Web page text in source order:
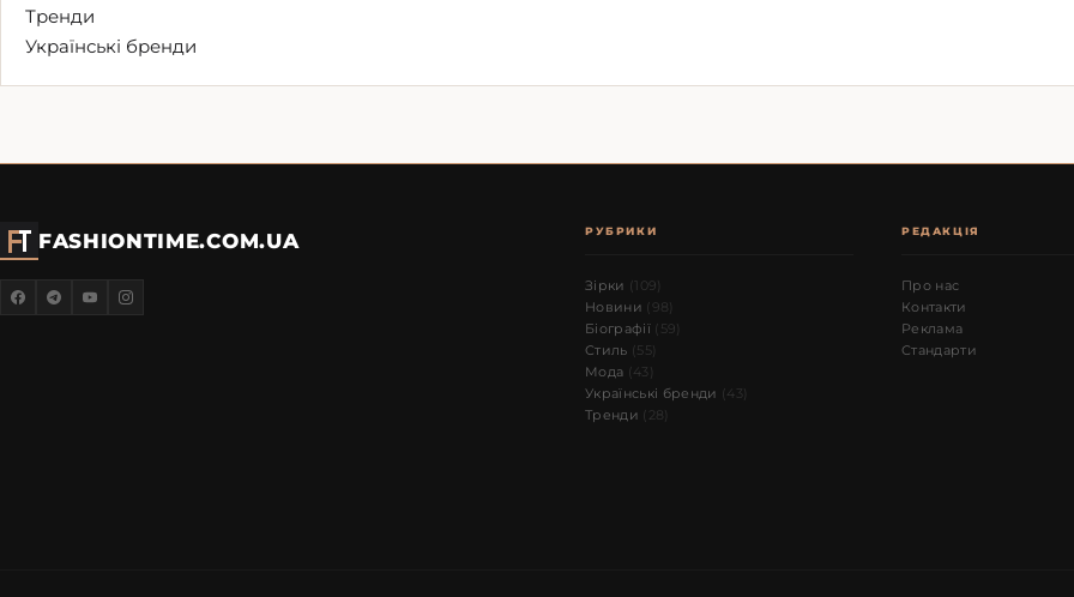
Тренди
Українські бренди
FASHIONTIME.COM.UA РУБРИКИ
Зірки (109)
Новини (98)
Біографії (59)
Стиль (55)
Мода (43)
Українські бренди (43)
Тренди (28)
РЕДАКЦІЯ
Про нас
Контакти
Реклама
Стандарти